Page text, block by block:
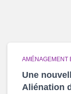
AMÉNAGEMENT
Une
Aliénation